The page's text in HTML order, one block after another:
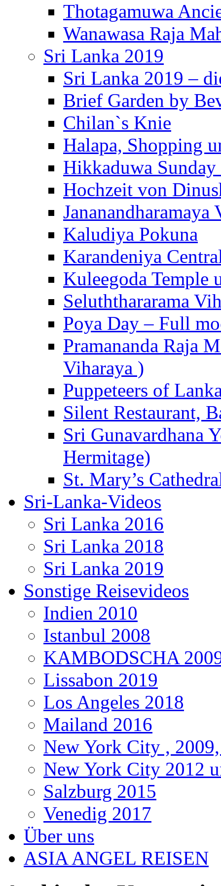
Thotagamuwa
Wanawasa Raja
Sri Lanka 2019
Sri Lanka 2019 –
Brief Garden by
Chilan`s Knie
Halapa, Shopping
Hikkaduwa
Hochzeit von
Jananandharamaya
Kaludiya Pokuna
Karandeniya
Kuleegoda Temple
Seluththararama
Poya Day – Full
Pramananda Raja
Viharaya )
Puppeteers of
Silent Restaurant,
Sri Gunavardhana
Hermitage)
St. Mary’s
Sri-Lanka-Videos
Sri Lanka 2016
Sri Lanka 2018
Sri Lanka 2019
Sonstige Reisevideos
Indien 2010
Istanbul 2008
KAMBODSCHA
Lissabon 2019
Los Angeles 2018
Mailand 2016
New York City ,
New York City 2012
Salzburg 2015
Venedig 2017
Über uns
ASIA ANGEL REISEN